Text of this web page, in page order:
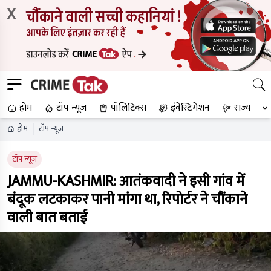
X
होम टॉप न्यूज पॉलिटिक्स इंवेस्टिगेशन राज्य
होम टॉप न्यूज
टॉप न्यूज
JAMMU-KASHMIR: आतंकवादी ने इसी गांव में
बंदूक लटकाकर पानी मांगा था, रिपोर्टर ने चौंकाने
वाली बात बताई